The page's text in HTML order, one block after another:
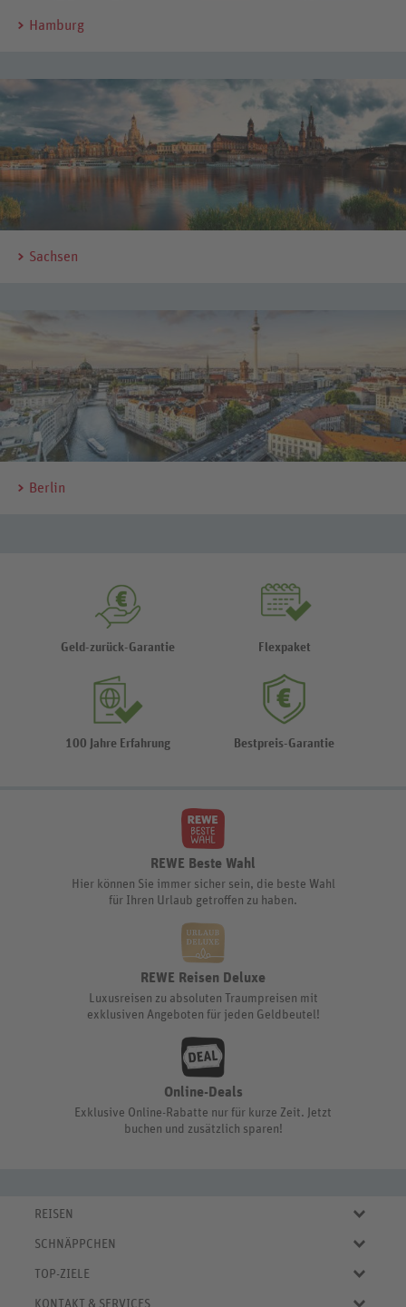
Hamburg
Sachsen
Berlin
Geld-zurück-Garantie Flexpaket
100 Jahre Erfahrung Bestpreis-Garantie
REWE Beste Wahl
Hier können Sie immer sicher sein, die beste Wahl
für Ihren Urlaub getroffen zu haben.
REWE Reisen Deluxe
Luxusreisen zu absoluten Traumpreisen mit
exklusiven Angeboten für jeden Geldbeutel!
Online-Deals
Exklusive Online-Rabatte nur für kurze Zeit. Jetzt
buchen und zusätzlich sparen!
REISEN
Eigene Anreise
Städtereisen
SCHNÄPPCHEN
Aktuelle Reiseangebote
TOP-ZIELE
Urlaub in Deutschland